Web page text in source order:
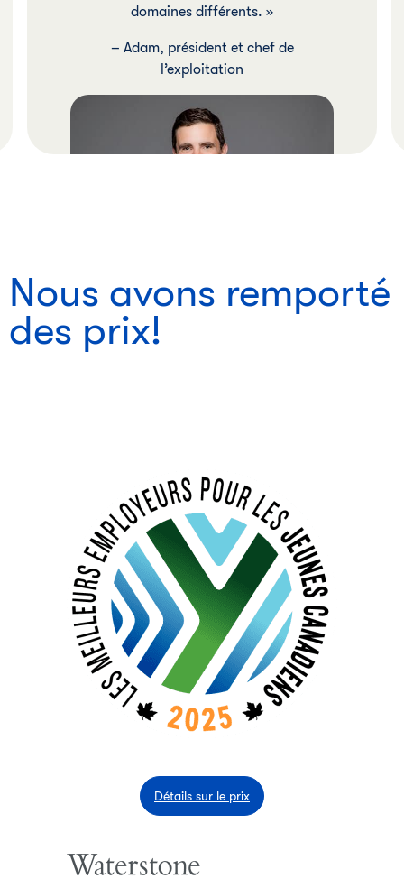
domaines différents. »
– Adam, président et chef de
l’exploitation
Nous avons remporté
des prix!
Détails sur le prix